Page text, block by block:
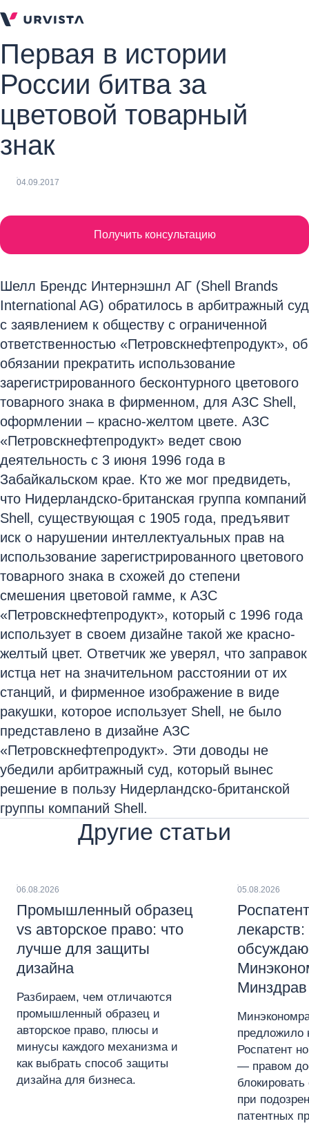
Первая в истории
России битва за
цветовой товарный
знак
04.09.2017
Получить консультацию
Шелл Брендс Интернэшнл АГ (Shell Brands
International AG) обратилось в арбитражный суд
с заявлением к обществу с ограниченной
ответственностью «Петровскнефтепродукт», об
обязании прекратить использование
зарегистрированного бесконтурного цветового
товарного знака в фирменном, для АЗС Shell,
оформлении – красно-желтом цвете. АЗС
«Петровскнефтепродукт» ведет свою
деятельность с 3 июня 1996 года в
Забайкальском крае. Кто же мог предвидеть,
что Нидерландско-британская группа компаний
Shell, существующая с 1905 года, предъявит
иск о нарушении интеллектуальных прав на
использование зарегистрированного цветового
товарного знака в схожей до степени
смешения цветовой гамме, к АЗС
«Петровскнефтепродукт», который с 1996 года
использует в своем дизайне такой же красно-
желтый цвет. Ответчик же уверял, что заправок
истца нет на значительном расстоянии от их
станций, и фирменное изображение в виде
ракушки, которое использует Shell, не было
представлено в дизайне АЗС
«Петровскнефтепродукт». Эти доводы не
убедили арбитражный суд, который вынес
решение в пользу Нидерландско-британской
группы компаний Shell.
Другие статьи
06.08.2026
Промышленный образец
vs авторское право: что
лучше для защиты
дизайна
Разбираем, чем отличаются
промышленный образец и
авторское право, плюсы и
минусы каждого механизма и
как выбрать способ защиты
дизайна для бизнеса.
05.08.2026
лекарств:
Минздрав
предложило
Роспатент
— правом
блокировать
при
патентных